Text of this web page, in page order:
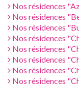
Nos résidences
Nos résidences
Nos résidences
Nos résidences
Nos résidences
Nos résidences
Nos résidences
Nos résidences